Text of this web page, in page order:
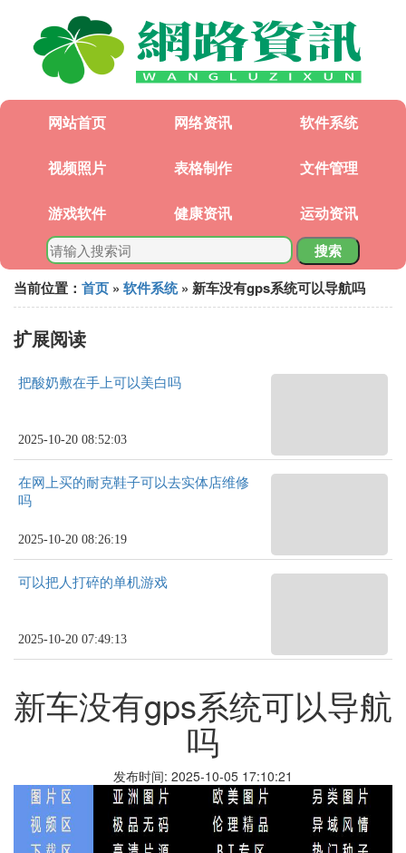
网站首页 网络资讯 软件系统
视频照片 表格制作 文件管理
游戏软件 健康资讯 运动资讯
搜索
当前位置： 首页 » 软件系统» 新车没有gps系统可以导航吗
扩展阅读
把酸奶敷在手上可以美白吗
2025-10-20 08:52:03
在网上买的耐克鞋子可以去实体店维修
吗
2025-10-20 08:26:19
可以把人打碎的单机游戏
2025-10-20 07:49:13
新车没有gps系统可以导航
吗
发布时间: 2025-10-05 17:10:21